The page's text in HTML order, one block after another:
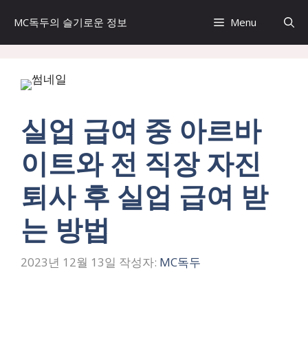
츠
MC독두의 슬기로운 정보 Menu
실업 급여 중 아르바
이트와 전 직장 자진
퇴사 후 실업 급여 받
는 방법
2023년 12월 13일 작성자: MC독두